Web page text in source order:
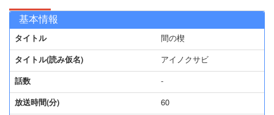
基本情報
タイトル 間の楔
タイトル(読み仮名) アイノクサビ
話数 -
放送時間(分) 60